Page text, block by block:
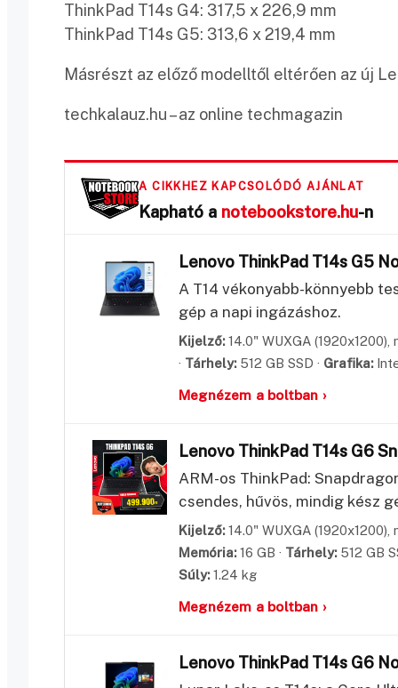
ThinkPad T14s G4: 317,5 x 226,9 mm
ThinkPad T14s G5: 313,6 x 219,4 mm
Másrészt az előző modelltől eltérően az új
techkalauz.hu – az online techmagazin
A CIKKHEZ KAPCSOLÓDÓ AJÁNLAT
Kapható a notebookstore.hu-n
Lenovo ThinkPad T14s G5
A T14 vékonyabb-könnyebb
gép a napi ingázáshoz.
Kijelző:14.0" WUXGA (1920x1200),
· Tárhely:512 GB SSD · Grafika:
Megnézem a boltban ›
Lenovo ThinkPad T14s G6
ARM-os ThinkPad:
csendes, hűvös, mindig kész
Kijelző:14.0" WUXGA (1920x1200),
Memória:16 GB · Tárhely:512 GB
Súly:1.24 kg
Megnézem a boltban ›
Lenovo ThinkPad T14s G6